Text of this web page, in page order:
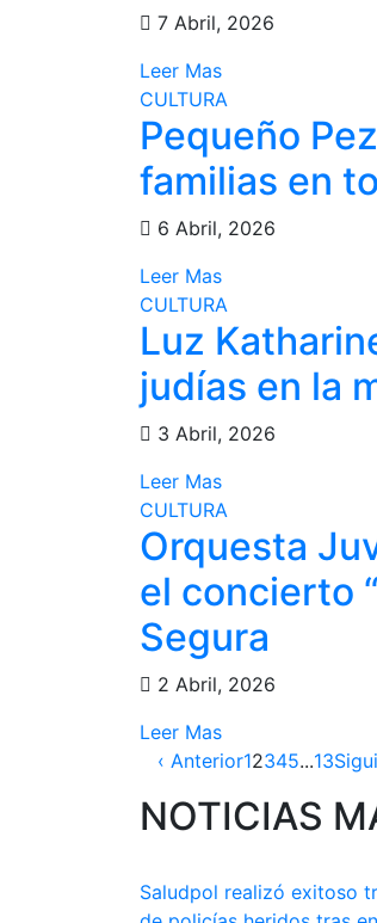
7 Abril, 2026
Leer Mas
CULTURA
Pequeño
familias en
6 Abril, 2026
Leer Mas
CULTURA
Luz
judías en la
3 Abril, 2026
Leer Mas
CULTURA
Orquesta
el concierto
Segura
2 Abril, 2026
Leer Mas
‹ Anterior12345...13
NOTICIAS
Saludpol realizó exitoso